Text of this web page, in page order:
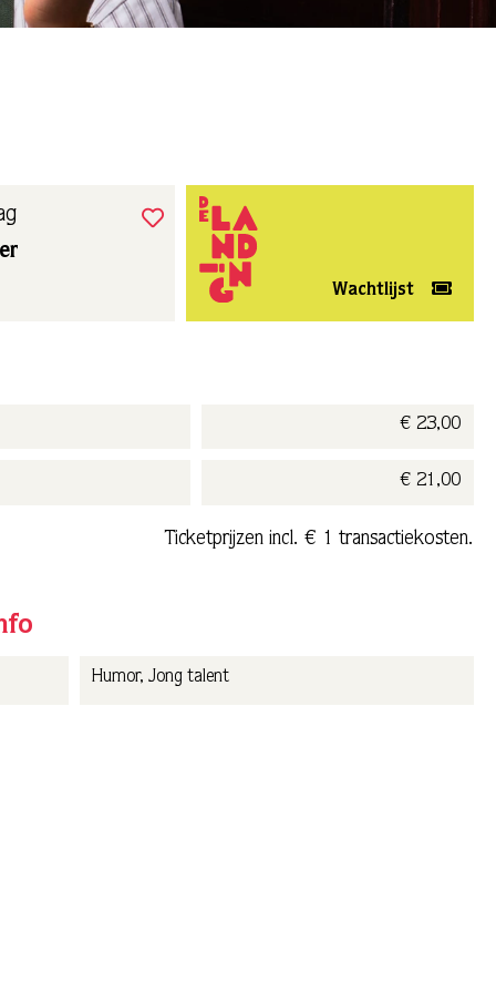
Wachtlijst
€ 23,00
€ 21,00
Ticketprijzen incl. € 1 transactiekosten.
Humor, Jong talent